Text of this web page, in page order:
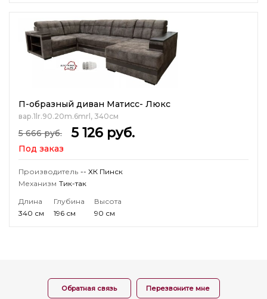
П-образный диван Матисс- Люкс
вар.1lr.90.20m.6mrl, 340см
5 666 руб. 5 126 руб.
Под заказ
Производитель -- ХК Пинск
Механизм Тик-так
Длина
340 см
Глубина
196 см
Высота
90 см
Обратная связь Перезвоните мне